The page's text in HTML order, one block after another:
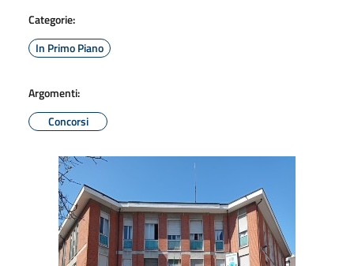
Categorie:
In Primo Piano
Argomenti:
Concorsi